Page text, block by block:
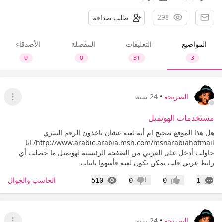
298 طلب صداقة
المواضيع
3
التعليقات
31
المفضلة
0
الأصدقاء
0
الصريحة • 24 سنة
عرض
مستخدمات الهوتميل
هل هذا الموقع صحيح ام أنه لعبه عشان ياخذون الرقم السري
http://www.arabic.arabia.msn.com/msnarabiahotmail/ انا
حاولت أدخل على العربي من الصفحة الرئيسية لهوتميل ما حصلت أي
رابط عربي قلت يمكن تكون لعبة فأنتبهوا يابنات
1
التعليقات إعجاب0 عدم إعجاب
0
510
المشاهدات الحاسب والجوال